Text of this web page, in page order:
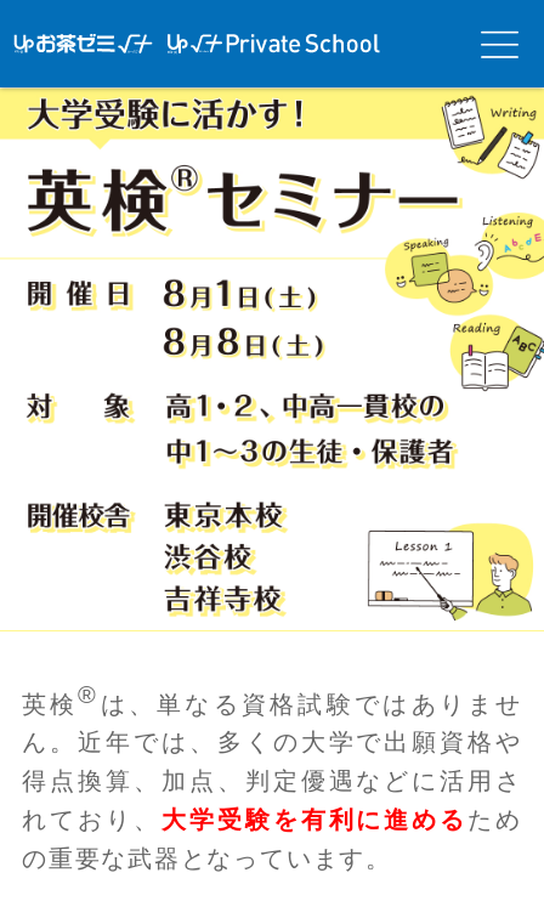
ミ√＋（ルー
（ルータス）PS
メニ
ュー
英検® は、単なる資格試験ではありませ
ん。近年では、多くの大学で出願資格や
得点換算、加点、判定優遇などに活用さ
れており、 大学受験を有利に進める ため
の重要な武器となっています。